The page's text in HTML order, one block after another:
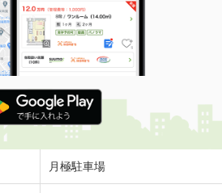
月極駐車場